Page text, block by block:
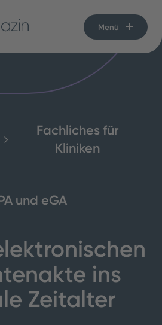
Menü
Fachliches für
Kliniken
und eGA
ins
Zeitalter